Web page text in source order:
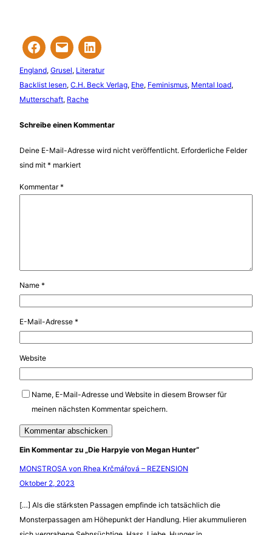
England, Grusel, Literatur
Backlist lesen, C.H. Beck Verlag, Ehe, Feminismus, Mental load
Mutterschaft, Rache
Schreibe einen Kommentar
Deine E-Mail-Adresse wird nicht veröffentlicht. Erforderliche Felder
sind mit * markiert
Kommentar*
Name *
E-Mail-Adresse *
Website
Name, E-Mail-Adresse und Website in diesem Browser für
meinen nächsten Kommentar speichern.
Ein Kommentar zu „Die Harpyie von Megan Hunter“
MONSTROSA von Rhea Krčmářová – REZENSION
Oktober 2, 2023
[…] Als die stärksten Passagen empfinde ich tatsächlich die
Monsterpassagen am Höhepunkt der Handlung. Hier akummulieren